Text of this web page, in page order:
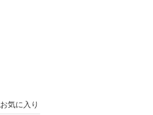
お気に入り